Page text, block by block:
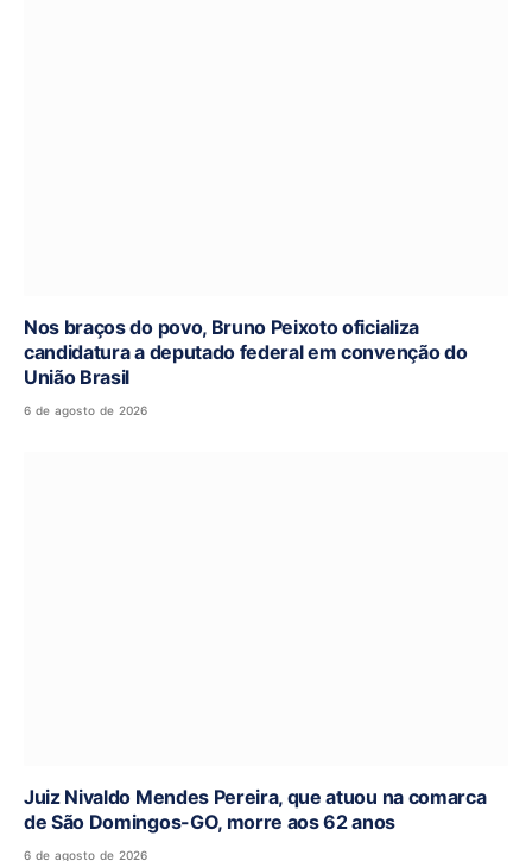
Nos braços do povo, Bruno Peixoto oficializa
candidatura a deputado federal em convenção do
União Brasil
6 de agosto de 2026
Juiz Nivaldo Mendes Pereira, que atuou na comarca
de São Domingos-GO, morre aos 62 anos
6 de agosto de 2026